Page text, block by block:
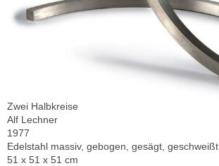
Zwei Halbkreise
Alf Lechner
1977
Edelstahl massiv, gebogen, gesägt, geschweißt
51 x 51 x 51 cm